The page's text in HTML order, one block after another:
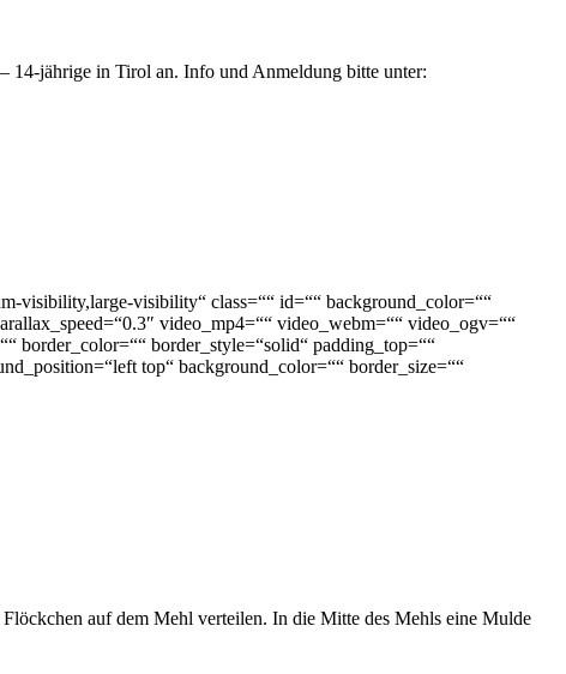
14-jährige in Tirol an. Info und Anmeldung bitte unter:
visibility,large-visibility“ class=““ id=““ background_color=““
video_mp4=““ video_webm=““ video_ogv=““
border_color=““ border_style=“solid“ padding_top=““
top“ background_color=““ border_size=““
auf dem Mehl verteilen. In die Mitte des Mehls eine Mulde